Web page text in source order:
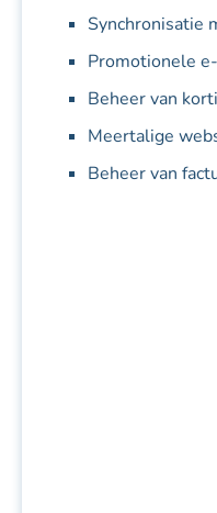
Synchronisatie
Promotionele
Beheer van
Meertalige
Beheer van